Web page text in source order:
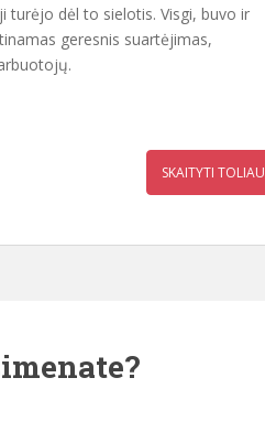
turėjo dėl to sielotis. Visgi, buvo ir
geresnis suartėjimas,
SKAITYTI TOLIAU